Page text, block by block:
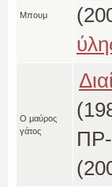
Μπουμ
Ο μαύρος
γάτος